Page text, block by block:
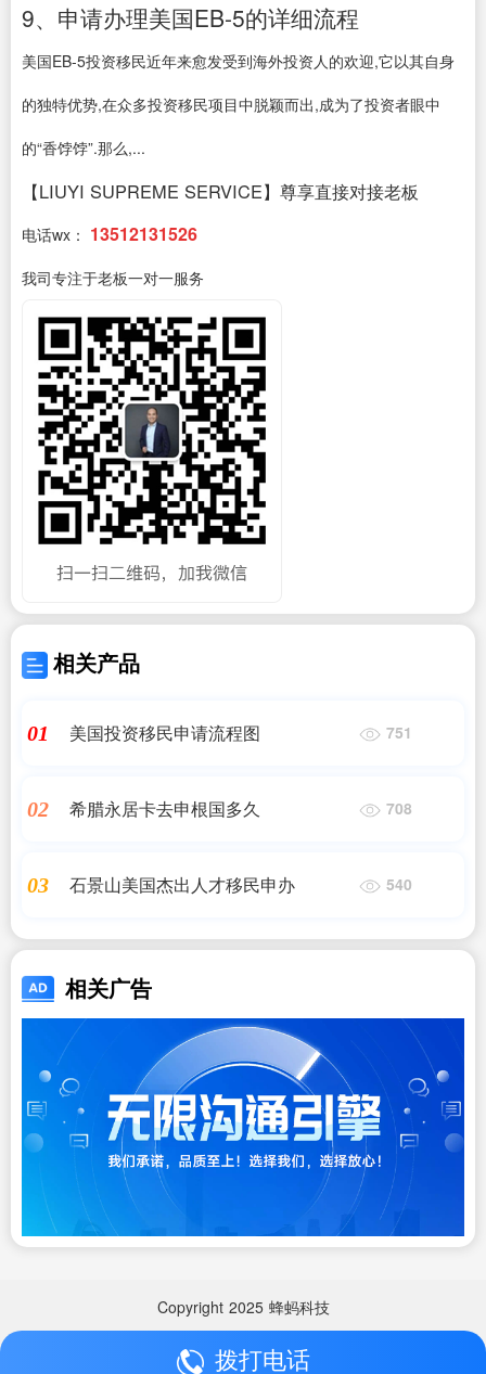
9、申请办理美国EB-5的详细流程
美国EB-5投资移民近年来愈发受到海外投资人的欢迎,它以其自身
的独特优势,在众多投资移民项目中脱颖而出,成为了投资者眼中
的“香饽饽”.那么,...
【LIUYI SUPREME SERVICE】尊享直接对接老板
电话wx： 13512131526
我司专注于老板一对一服务
相关产品
01 美国投资移民申请流程图 751
02 希腊永居卡去申根国多久 708
03 石景山美国杰出人才移民申办 540
相关广告
Copyright 2025 蜂蚂科技
拨打电话
Copyright 2025 蜂蚂科技